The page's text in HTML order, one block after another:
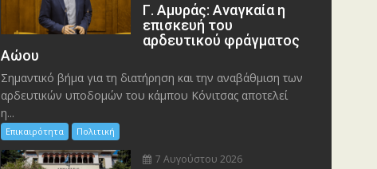
Γ. Αμυράς: Αναγκαία η
επισκευή του
αρδευτικού φράγματος
Αώου
Σημαντικό βήμα για τη διατήρηση και την αναβάθμιση των
αρδευτικών υποδομών του κάμπου Κόνιτσας αποτελεί
η...
Επικαιρότητα Πολιτική
7 Αυγούστου 2026